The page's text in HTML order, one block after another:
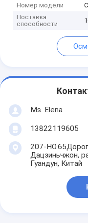
Номер модели
Поставка
способности
Ms. Elena
13822119605
207-
Дацзиньчжон,
Гуандун, Китай